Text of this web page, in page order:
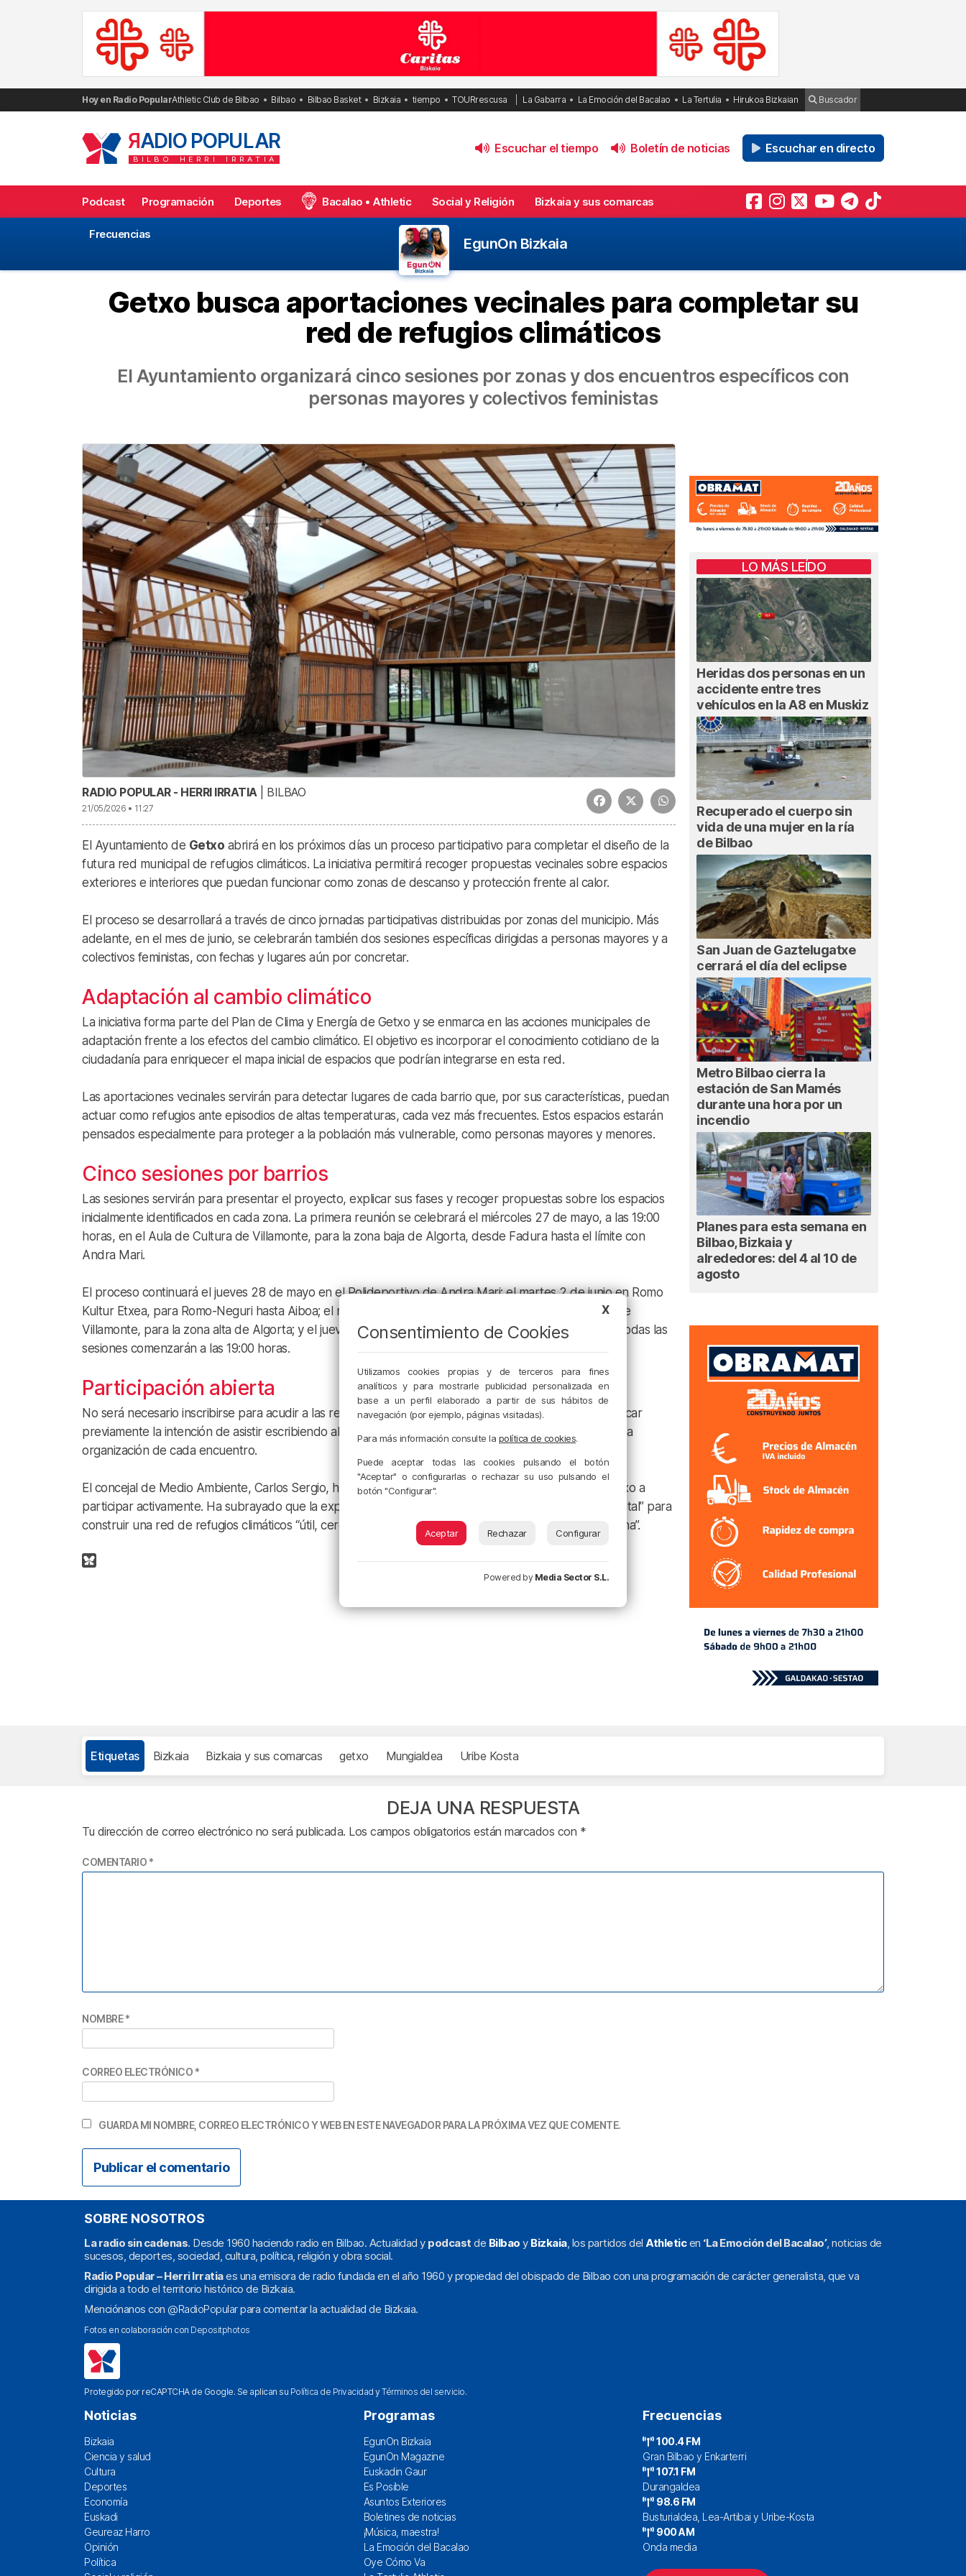
Hoy en Radio PopularAthletic Club de Bilbao Bilbao Bilbao Basket Bizkaia tiempo TOURrescusa La Gabarra La Emoción del Bacalao La Tertulia Hirukoa Bizkaian Buscador
RADIO POPULAR
BILBO HERRI IRRATIA
Escuchar el tiempo Boletín de noticias Escuchar en directo
Podcast Programación Deportes Bacalao • Athletic Social y Religión Bizkaia y sus comarcas
Frecuencias
EgunOn Bizkaia
Getxo busca aportaciones vecinales para completar su
red de refugios climáticos
El Ayuntamiento organizará cinco sesiones por zonas y dos encuentros específicos con
personas mayores y colectivos feministas
RADIO POPULAR - HERRI IRRATIA| BILBAO
21/05/2026 • 11:27
El Ayuntamiento de Getxo abrirá en los próximos días un proceso participativo para completar el diseño de la
futura red municipal de refugios climáticos. La iniciativa permitirá recoger propuestas vecinales sobre espacios
exteriores e interiores que puedan funcionar como zonas de descanso y protección frente al calor.
El proceso se desarrollará a través de cinco jornadas participativas distribuidas por zonas del municipio. Más
adelante, en el mes de junio, se celebrarán también dos sesiones específicas dirigidas a personas mayores y a
colectivos feministas, con fechas y lugares aún por concretar.
Adaptación al cambio climático
La iniciativa forma parte del Plan de Clima y Energía de Getxo y se enmarca en las acciones municipales de
adaptación frente a los efectos del cambio climático. El objetivo es incorporar el conocimiento cotidiano de la
ciudadanía para enriquecer el mapa inicial de espacios que podrían integrarse en esta red.
Las aportaciones vecinales servirán para detectar lugares de cada barrio que, por sus características, puedan
actuar como refugios ante episodios de altas temperaturas, cada vez más frecuentes. Estos espacios estarán
pensados especialmente para proteger a la población más vulnerable, como personas mayores y menores.
Cinco sesiones por barrios
Las sesiones servirán para presentar el proyecto, explicar sus fases y recoger propuestas sobre los espacios
inicialmente identificados en cada zona. La primera reunión se celebrará el miércoles 27 de mayo, a las 19:00
horas, en el Aula de Cultura de Villamonte, para la zona baja de Algorta, desde Fadura hasta el límite con
Andra Mari.
El proceso continuará el jueves 28 de mayo en el Polideportivo de Andra Mari; el martes 2 de junio en Romo
Kultur Etxea, para Romo-Neguri hasta Aiboa; el miércoles 3 de junio de nuevo en el Aula de Cultura de
Villamonte, para la zona alta de Algorta; y el jueves 4 de junio en Getxo Elkartegia, para Las Arenas. Todas las
sesiones comenzarán a las 19:00 horas.
Participación abierta
No será necesario inscribirse para acudir a las reuniones, aunque el Ayuntamiento recomienda comunicar
previamente la intención de asistir escribiendo al correo ingurugiroa@getxo.eus. El objetivo es facilitar la
organización de cada encuentro.
El concejal de Medio Ambiente, Carlos Sergio, ha animado a la ciudadanía y al tejido asociativo de Getxo a
participar activamente. Ha subrayado que la experiencia diaria de vecinas y vecinos resulta “fundamental” para
construir una red de refugios climáticos “útil, cercana y adaptada a las necesidades reales de cada zona”.
LO MÁS LEÍDO
Heridas dos personas en un
accidente entre tres
vehículos en la A8 en Muskiz
Recuperado el cuerpo sin
vida de una mujer en la ría
de Bilbao
San Juan de Gaztelugatxe
cerrará el día del eclipse
Metro Bilbao cierra la
estación de San Mamés
durante una hora por un
incendio
Planes para esta semana en
Bilbao, Bizkaia y
alrededores: del 4 al 10 de
agosto
Etiquetas Bizkaia Bizkaia y sus comarcas getxo Mungialdea Uribe Kosta
DEJA UNA RESPUESTA
Tu dirección de correo electrónico no será publicada. Los campos obligatorios están marcados con *
COMENTARIO *
NOMBRE*
CORREO ELECTRÓNICO *
GUARDA MI NOMBRE, CORREO ELECTRÓNICO Y WEB EN ESTE NAVEGADOR PARA LA PRÓXIMA VEZ QUE COMENTE.
SOBRE NOSOTROS
La radio sin cadenas. Desde 1960 haciendo radio en Bilbao. Actualidad y podcast de Bilbao y Bizkaia, los partidos del Athleticen ‘La Emoción del Bacalao’, noticias de
sucesos, deportes, sociedad, cultura, política, religión y obra social.
Radio Popular – Herri Irratiaes una emisora de radio fundada en el año 1960 y propiedad del obispado de Bilbao con una programación de carácter generalista, que va
dirigida a todo el territorio histórico de Bizkaia.
Menciónanos con @RadioPopularpara comentar la actualidad de Bizkaia.
Fotos en colaboración con Depositphotos
Protegido por reCAPTCHA de Google. Se aplican su Política de Privacidad yTérminos del servicio.
Noticias
Bizkaia
Ciencia y salud
Cultura
Deportes
Economía
Euskadi
Geureaz Harro
Opinión
Política
Programas
EgunOn Bizkaia
EgunOn Magazine
Euskadin Gaur
Es Posible
Asuntos Exteriores
Boletines de noticias
¡Música, maestra!
La Emoción del Bacalao
Oye Cómo Va
Frecuencias
100.4 FM
Gran Bilbao y Enkarterri
107.1 FM
Durangaldea
98.6 FM
Busturialdea, Lea-Artibai y Uribe-Kosta
900 AM
Onda media
X
Consentimiento de Cookies
Utilizamos cookies propias y de terceros para fines
analíticos y para mostrarle publicidad personalizada en
base a un perfil elaborado a partir de sus hábitos de
navegación (por ejemplo, páginas visitadas).
Para más información consulte la política de cookies.
Puede aceptar todas las cookies pulsando el botón
"Aceptar" o configurarlas o rechazar su uso pulsando el
botón "Configurar".
Aceptar Rechazar Configurar
Powered by Media Sector S.L.